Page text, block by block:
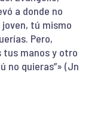
a donde no
tú mismo
Pero,
tus manos y otro
no quieras”» (Jn